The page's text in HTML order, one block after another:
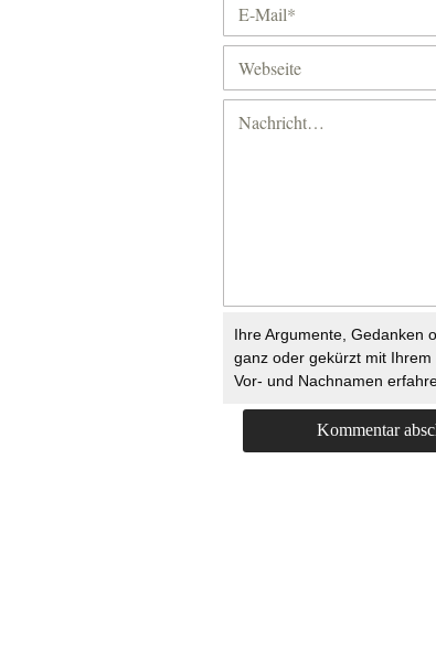
Ihre Argumente, Gedanken
ganz oder gekürzt mit
Vor- und Nachnamen